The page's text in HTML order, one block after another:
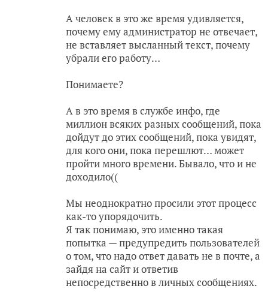
А человек в это же время удивляется,
почему ему администратор не отвечает,
не вставляет высланный текст, почему
убрали его работу…
Понимаете?
А в это время в службе инфо, где
миллион всяких разных сообщений, пока
дойдут до этих сообщений, пока увидят,
для кого они, пока перешлют… может
пройти много времени. Бывало, что и не
доходило((
Мы неоднократно просили этот процесс
как-то упорядочить.
Я так понимаю, это именно такая
попытка — предупредить пользователей
о том, что надо ответ давать не в почте, а
зайдя на сайт и ответив
непосредственно в личных сообщениях.